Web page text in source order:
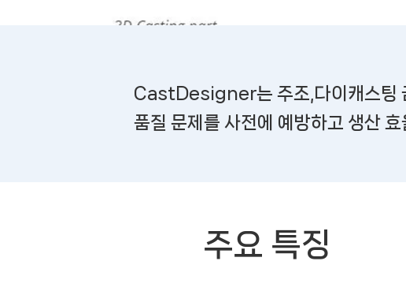
CastDesigner는 주조,다이캐스팅
품질 문제를 사전에 예방하고 생산
주요 특징